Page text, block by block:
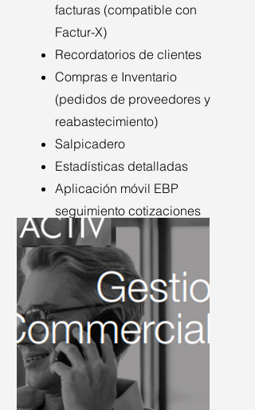
facturas (compatible con
Factur-X)
Recordatorios de clientes
Compras e Inventario
(pedidos de proveedores y
reabastecimiento)
Salpicadero
Estadísticas detalladas
Aplicación móvil EBP
seguimiento cotizaciones
facturas